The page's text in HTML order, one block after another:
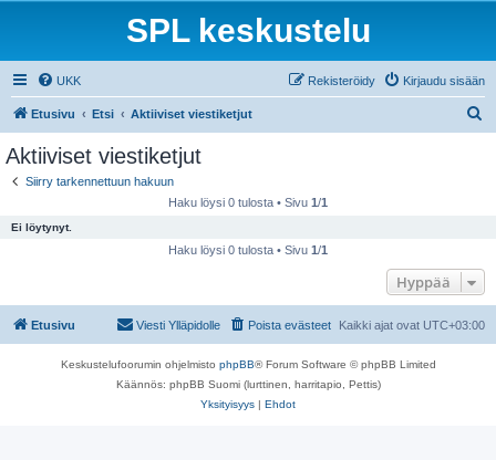
SPL keskustelu
UKK Kirjaudu sisään
Rekisteröidy
Etusivu Etsi Aktiiviset viestiketjut
Aktiiviset viestiketjut
Siirry tarkennettuun hakuun
Haku löysi 0 tulosta • Sivu 1/1
Ei löytynyt.
Haku löysi 0 tulosta • Sivu 1/1
Hyppää
Etusivu Kaikki ajat ovat UTC+03:00
Poista evästeet
Viesti Ylläpidolle
Keskustelufoorumin ohjelmisto phpBB® Forum Software © phpBB Limited
Käännös: phpBB Suomi (lurttinen, harritapio, Pettis)
Yksityisyys | Ehdot